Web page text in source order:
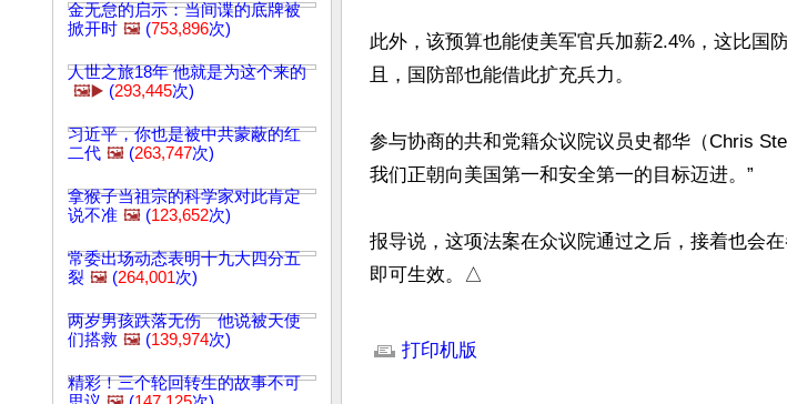
金无怠的启示：当间谍的底牌被
掀开时 🖼️ (753,896次)
人世之旅18年 他就是为这个来的
🖼️▶️ (293,445次)
习近平，你也是被中共蒙蔽的红
二代 🖼️ (263,747次)
拿猴子当祖宗的科学家对此肯定
说不准 🖼️ (123,652次)
常委出场动态表明十九大四分五
裂 🖼️ (264,001次)
两岁男孩跌落无伤 他说被天使
们搭救 🖼️ (139,974次)
精彩！三个轮回转生的故事不可
此外，该预算也能使美军官兵加薪2.4%，这比国
且，国防部也能借此扩充兵力。
参与协商的共和党籍众议院议员史都华（Chris
我们正朝向美国第一和安全第一的目标迈进。”
报导说，这项法案在众议院通过之后，接着也会
即可生效。△
打印机版